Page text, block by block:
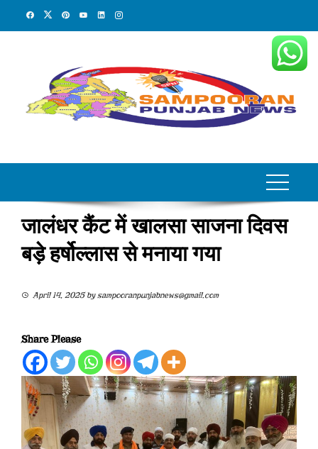
जालंधर कैंट में खालसा साजना दिवस
बड़े हर्षोल्लास से मनाया गया
April 14, 2025bysampooranpunjabnews@gmail.com
Share Please